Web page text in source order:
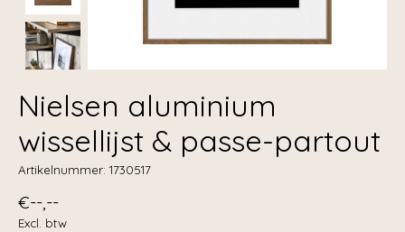
Nielsen aluminium
wissellijst & passe-partout
Artikelnummer: 1730517
€--,--
Excl. btw